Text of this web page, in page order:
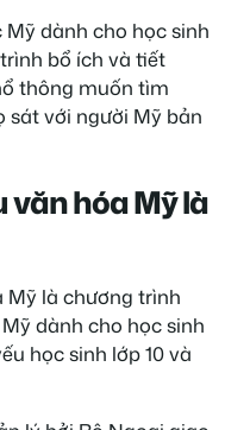
dành cho học sinh
bổ ích và tiết
thông muốn tìm
sát với người Mỹ bản
văn hóa Mỹ là
Mỹ là chương trình
dành cho học sinh
học sinh lớp 10 và